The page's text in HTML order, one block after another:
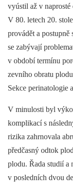
vyústil až v
V 80. letech 20.
provádět a postupně
se zabývají
v období termínu
zevního obratu
Sekce perinatologie
V minulosti byl
komplikací s
rizika zahrnovala
předčasný odtok
plodu. Řada studií a
v posledních dvou